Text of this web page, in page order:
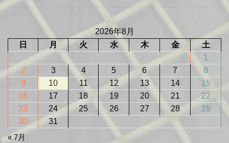
2026年8月
日
月 火 水 木 金
土
1
2
3 4 5 6 7
8
9
10 11 12 13 14
15
16
17 18 19 20 21
22
23
24 25 26 27 28
29
30
31
« 7月